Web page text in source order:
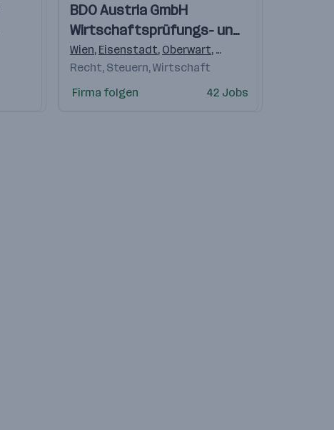
Videos
Einblicke
Einblicke
BDO Austria GmbH
Wirtschaftsprüfungs- und
Steuerberatungsgesellschaft
Wien, Eisenstadt, Oberwart, Klagenfurt
Recht, Steuern, Wirtschaft
Firma folgen
42 Jobs